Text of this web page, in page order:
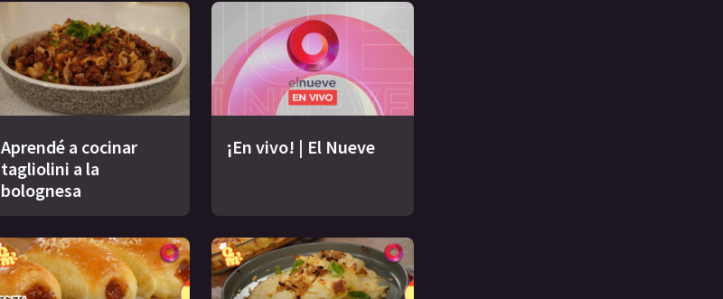
Aprendé a cocinar
tagliolini a la
bolognesa
¡En vivo! | El Nueve